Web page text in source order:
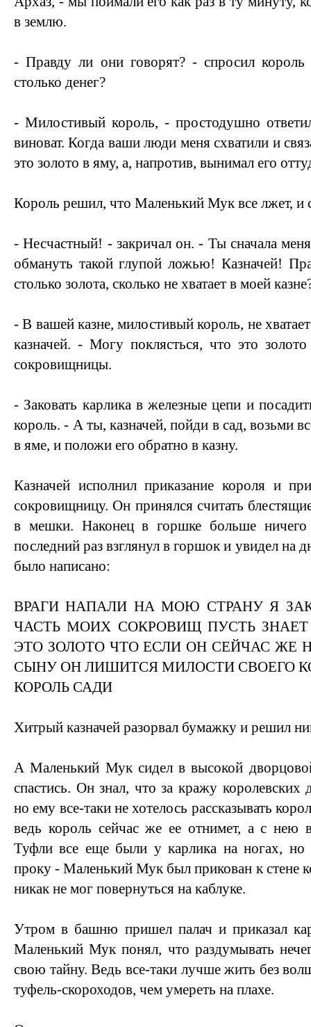
в землю.
- Правду ли они говорят? - спросил
столько денег?
- Милостивый король, - простодушно
виноват. Когда ваши люди меня схватили и
это золото в яму, а, напротив, вынимал его
Король решил, что Маленький Мук все лжет, и
- Несчастный! - закричал он. - Ты сначала
обмануть такой глупой ложью! Казначей!
столько золота, сколько не хватает в моей
- В вашей казне, милостивый король, не
казначей. - Могу поклясться, что это
сокровищницы.
- Заковать карлика в железные цепи и
король. - А ты, казначей, пойди в сад, возьми
в яме, и положи его обратно в казну.
Казначей исполнил приказание короля и
сокровищницу. Он принялся считать
в мешки. Наконец в горшке больше ничего
последний раз взглянул в горшок и увидел на
было написано:
ВРАГИ НАПАЛИ НА МОЮ СТРАНУ Я
ЧАСТЬ МОИХ СОКРОВИЩ ПУСТЬ
ЭТО ЗОЛОТО ЧТО ЕСЛИ ОН СЕЙЧАС ЖЕ
СЫНУ ОН ЛИШИТСЯ МИЛОСТИ СВОЕГО
КОРОЛЬ САДИ
Хитрый казначей разорвал бумажку и решил
А Маленький Мук сидел в высокой
спастись. Он знал, что за кражу королевских
но ему все-таки не хотелось рассказывать
ведь король сейчас же ее отнимет, а с нею
Туфли все еще были у карлика на ногах,
проку - Маленький Мук был прикован к стене
никак не мог повернуться на каблуке.
Утром в башню пришел палач и приказал
Маленький Мук понял, что раздумывать
свою тайну. Ведь все-таки лучше жить без
туфель-скороходов, чем умереть на плахе.